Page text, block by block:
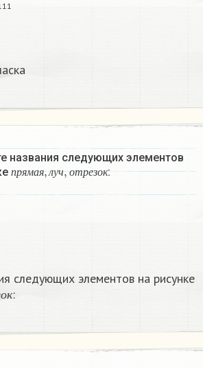
названия следующих элементов
прямая л у ч о т р е зо к
отр о
:
следующих элементов на рисунке
ок
з ок
: